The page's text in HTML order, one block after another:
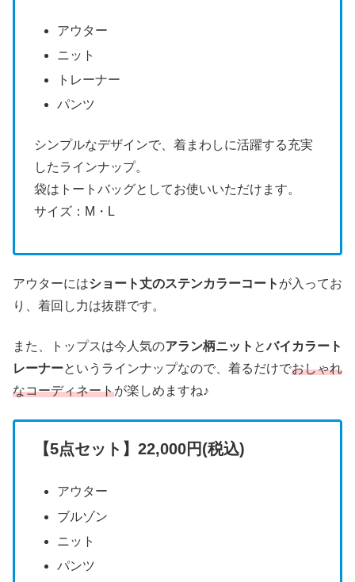
アウター
ニット
トレーナー
パンツ
シンプルなデザインで、着まわしに活躍する充実
したラインナップ。
袋はトートバッグとしてお使いいただけます。
サイズ：M・L
アウターにはショート丈のステンカラーコート が入ってお
り、着回し力は抜群です。
また、トップスは今人気のアラン柄ニット とバイカラート
レーナーというラインナップなので、着るだけでおしゃれ
なコーディネートが楽しめますね♪
【5点セット】22,000円(税込)
アウター
ブルゾン
ニット
パンツ